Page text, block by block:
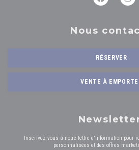
Facebook
Nous
RÉSERVER
VENTE À
Inscrivez-vous à notre lettre d'information pour
personnalisées et des offres